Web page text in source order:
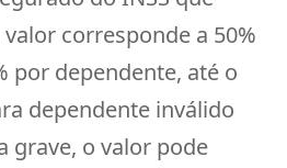
corresponde a 50%
por dependente, até o
dependente inválido
grave, o valor pode